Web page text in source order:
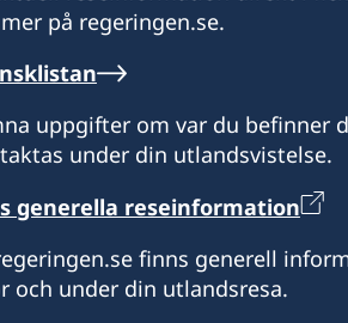
Hacienda,
Ivandry
101- Madagascar
konsulatet för att boka tid.
ambassaden i Maputo är
Svenska besökare i
konsulatet. Det går även
på regeringen.se.
uppgifter om var du befinner
under din utlandsvistelse.
generella reseinformation
finns generell
och under din utlandsresa.